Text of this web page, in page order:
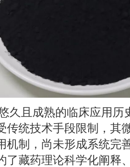
久且成熟的临床应用历
传统技术手段限制，其
机制，尚未形成系统完
了藏药理论科学化阐释